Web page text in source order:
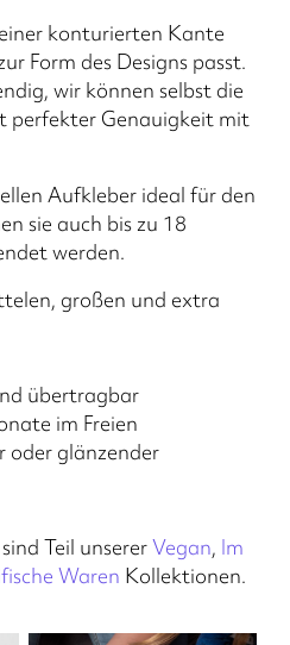
konturierten Kante
Form des Designs passt.
wir können selbst die
perfekter Genauigkeit mit
Aufkleber ideal für den
sie auch bis zu 18
werden.
großen und extra
übertragbar
im Freien
glänzender
Teil unsererVegan, Im
Waren Kollektionen.